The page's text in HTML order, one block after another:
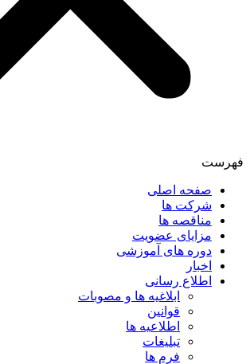
فهرست
صفحه اصلی
شرکت ها
مناقصه ها
مزایای عضویت
دوره های آموزشی
اخبار
اطلاع رسانی
ابلاغیه ها و مصوبات
قوانین
اطلاعیه ها
تبلیغات
فرم ها